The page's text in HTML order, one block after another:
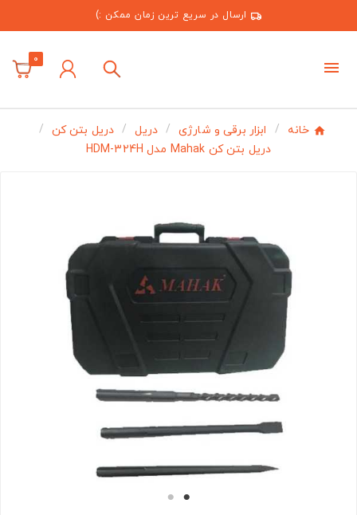
ارسال در سریع ترین زمان ممکن :)
0
خانه ابزار برقی و شارژی دریل
دریل بتن کن
دریل بتن کن Mahak مدل HDM-324H